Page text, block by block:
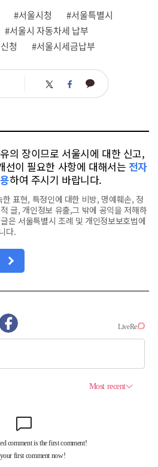
#서울시청
#서울특별시
#서울시 자동차세 납부
청
#서울시세금납부
트 페 카
의 장이므로 서울시에 대한 신고,
선이 필요한 사항에 대해서는 전자
하여 주시기 바랍니다.
표현, 특정인에 대한 비방, 명예훼손, 정
글, 개인정보 유출,그 밖에 공익을 저해하
은 서울특별시 조례 및 개인정보보호법에
다.